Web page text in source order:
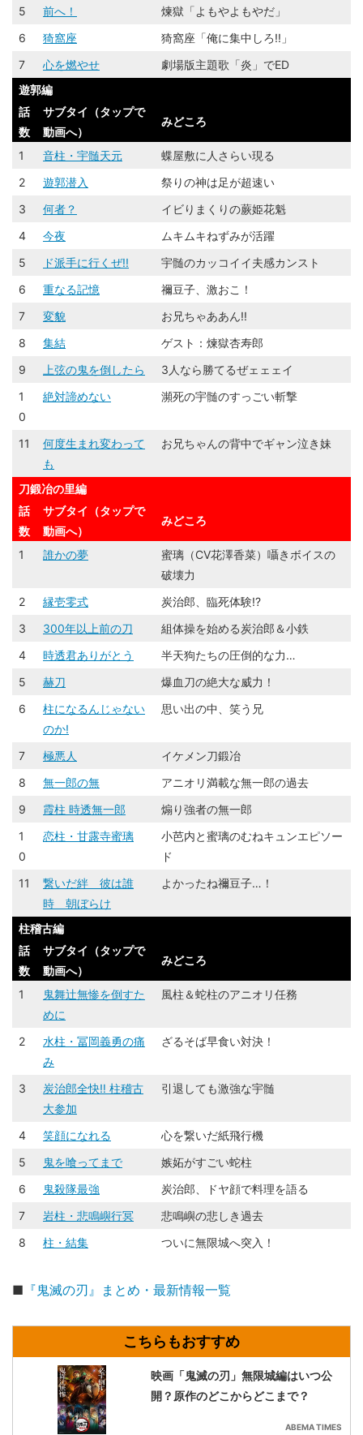
5
前へ！
煉󠄁獄「よもやよもやだ」
6
猗窩座
猗窩座「俺に集中しろ!!」
7
心を燃やせ
劇場版主題歌「炎」でED
遊郭編
話
数
サブタイ（タップで
動画へ）
みどころ
1 音柱・宇髄天元
蝶屋敷に人さらい現る
2
遊郭潜入
祭りの神は足が超速い
3
何者？
イビりまくりの蕨姫花魁
4
今夜
ムキムキねずみが活躍
5
ド派手に行くぜ!!
宇髄のカッコイイ夫感カンスト
6
重なる記憶
禰豆子、激おこ！
7
変貌
お兄ちゃああん!!
8
集結
ゲスト：煉󠄁獄杏寿郎
9
上弦の鬼を倒したら
3人なら勝てるぜェェェイ
1
0
絶対諦めない 瀕死の宇髄のすっごい斬撃
11
何度生まれ変わって
も
お兄ちゃんの背中でギャン泣き妹
刀鍛冶の里編
話
数
サブタイ（タップで
動画へ）
みどころ
1 誰かの夢
蜜璃（CV花澤香菜）囁きボイスの
破壊力
2
縁壱零式
炭治郎、臨死体験!?
3
300年以上前の刀
組体操を始める炭治郎＆小鉄
4
時透君ありがとう
半天狗たちの圧倒的な力…
5
赫刀
爆血刀の絶大な威力！
6
柱になるんじゃない
のか!
思い出の中、笑う兄
7 極悪人
イケメン刀鍛冶
8
無一郎の無
アニオリ満載な無一郎の過去
9
霞柱 時透無一郎
煽り強者の無一郎
1
0
恋柱・甘露寺蜜璃
小芭内と蜜璃のむねキュンエピソー
ド
11
繋いだ絆 彼は誰
時 朝ぼらけ
よかったね禰豆子…！
柱稽古編
話
数
サブタイ（タップで
動画へ）
みどころ
1
鬼舞辻󠄀無惨を倒すた
めに
風柱＆蛇柱のアニオリ任務
2
水柱・冨岡義勇の痛
み
ざるそば早食い対決！
3
炭治郎全快‼ 柱稽古
大参加
引退しても激強な宇髄
4 笑顔になれる
心を繋いだ紙飛行機
5
鬼を喰ってまで
嫉妬がすごい蛇柱
6
鬼殺隊最強
炭治郎、ドヤ顔で料理を語る
7
岩柱・悲鳴嶼行冥
悲鳴嶼の悲しき過去
8
柱・結集 ついに無限城へ突入！
■ 『鬼滅の刃』まとめ・最新情報一覧
映画「鬼滅の刃」無限城編はいつ公
開？原作のどこからどこまで？
ABEMA TIMES